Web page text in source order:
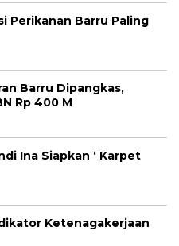
Perikanan Barru Paling
Barru Dipangkas,
Rp 400 M
Ina Siapkan ‘ Karpet
Ketenagakerjaan